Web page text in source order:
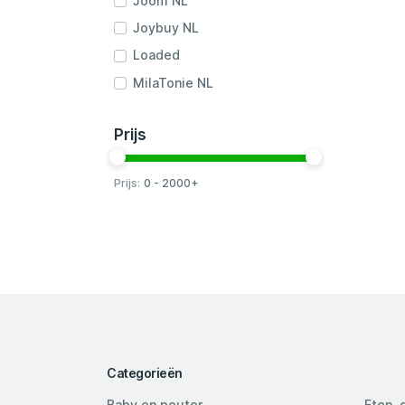
Joybuy NL
Loaded
MilaTonie NL
OnsMagazijn NL
reBuy
Secret Sales
Prijs
Prijs: 0 - 2000+
Categorieën